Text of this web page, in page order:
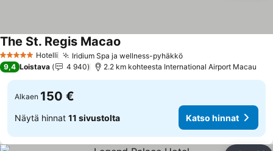
5 Tähtiluokitus
Hotelli Iridium Spa ja wellness-pyhäkkö
The St. Regis Macao
9,4 Loistava 4 940 2.2 km kohteesta International Airport Macau
Alkaen 150 €
Näytä hinnat 11 sivustolta Katso hinnat